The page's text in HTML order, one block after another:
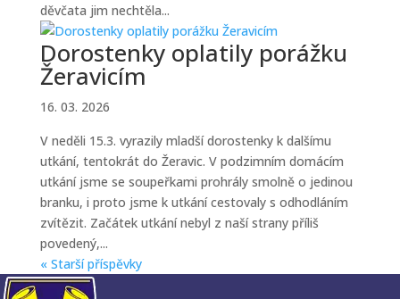
děvčata jim nechtěla...
Dorostenky oplatily porážku
Žeravicím
16. 03. 2026
V neděli 15.3. vyrazily mladší dorostenky k dalšímu
utkání, tentokrát do Žeravic. V podzimním domácím
utkání jsme se soupeřkami prohrály smolně o jedinou
branku, i proto jsme k utkání cestovaly s odhodláním
zvítězit. Začátek utkání nebyl z naší strany příliš
povedený,...
« Starší příspěvky